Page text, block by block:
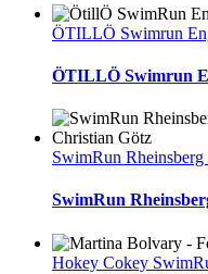
ÖTILLÖ Swimrun
ÖTILLÖ Swimrun
SwimRun Rheinsberg
SwimRun
Hokey Cokey